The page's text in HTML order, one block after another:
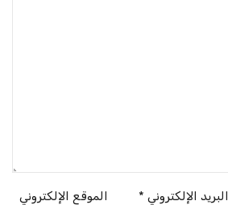
البريد الإلكتروني * الموقع الإلكتروني